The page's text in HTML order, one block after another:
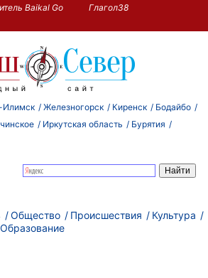
Baikal Go
Глагол38
Илимск Железногорск Киренск
Бодайбо
Иркутская область
Бурятия
Общество Происшествия
Культура
Образование